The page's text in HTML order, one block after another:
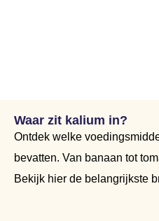
Waar zit kalium in?
Ontdek welke
bevatten. Van banaan tot
Bekijk hier de belangrijkste